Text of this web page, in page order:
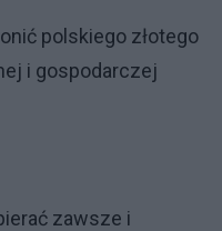
polskiego złotego
i gospodarczej
zawsze i